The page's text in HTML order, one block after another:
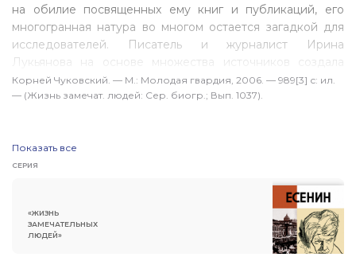
на обилие посвященных ему книг и публикаций, его
многогранная натура во многом остается загадкой для
исследователей. Писатель и журналист Ирина
Лукьянова на основе множества источников создала
новую, непревзойденную по полноте биографию
писателя, вписав его жизнь в широкую панораму
ушедшей эпохи, но и нашим собеседником,
отвечающим на актуальные вопросы современности.
Корней Чуковский. — М.: Молодая гвардия, 2006. — 989[3] с: ил.
— (Жизнь замечат. людей: Сер. биогр.; Вып. 1037).
Показать все
СЕРИЯ
«ЖИЗНЬ
ЗАМЕЧАТЕЛЬНЫХ
ЛЮДЕЙ»